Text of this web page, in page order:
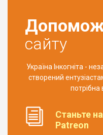
сайту
Україна Інкогніта -
створений
потрібна
Станьте
Patreon